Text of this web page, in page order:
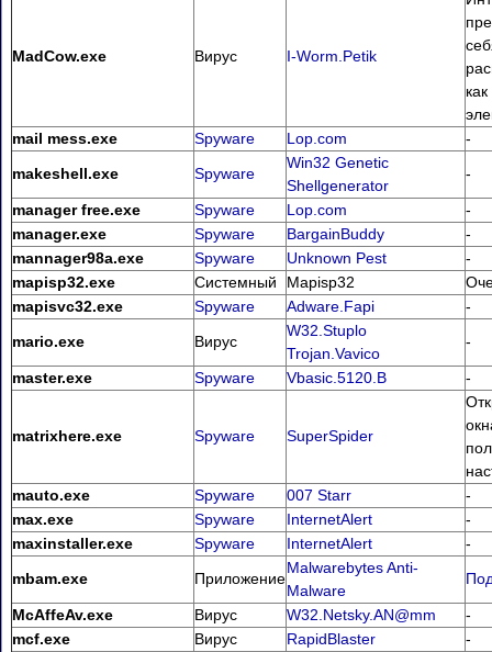
MadCow.exe Вирус I-Worm.Petik
mail mess.exe
Spyware Lop.com
-
makeshell.exe
Spyware
Win32 Genetic
Shellgenerator
-
manager free.exe Spyware Lop.com
-
manager.exe
Spyware BargainBuddy
-
mannager98a.exe
Spyware Unknown Pest
-
mapisp32.exe
Системный Mapisp32
mapisvc32.exe
Spyware Adware.Fapi
-
mario.exe
Вирус
W32.Stuplo
Trojan.Vavico
-
master.exe Spyware Vbasic.5120.B -
matrixhere.exe Spyware SuperSpider
mauto.exe
Spyware 007 Starr
-
max.exe
Spyware InternetAlert
-
maxinstaller.exe
Spyware InternetAlert
-
mbam.exe
Приложение
Malwarebytes Anti-
Malware
McAffeAv.exe Вирус W32.Netsky.AN@mm
-
mcf.exe
Вирус RapidBlaster
-